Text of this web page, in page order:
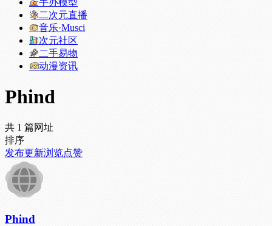
手办模型
二次元直播
音乐·Musci
次元社区
二手易物
动漫资讯
Phind
共 1 篇网址
排序
发布更新浏览点赞
Phind